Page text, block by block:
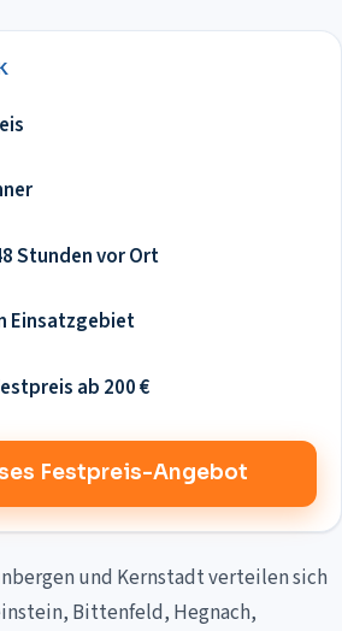
Stunden vor Ort
Einsatzgebiet
ab 200 €
Festpreis-Angebot
und Kernstadt verteilen sich
Bittenfeld, Hegnach,